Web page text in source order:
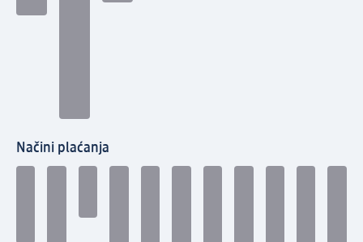
Načini plaćanja